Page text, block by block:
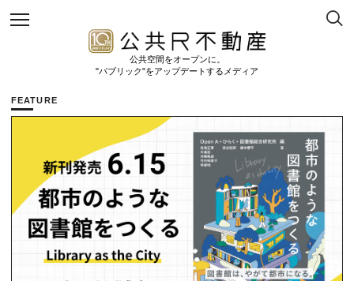
公共空間をオープンに。
"パブリック"をアップデートするメディア
FEATURE